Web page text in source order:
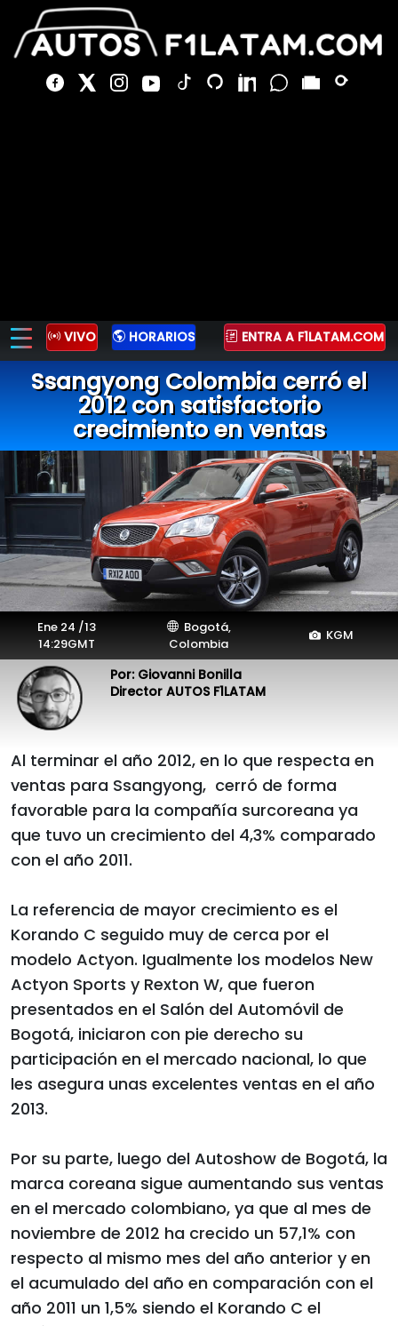
VIVO HORARIOS ENTRA A F1LATAM.COM
Ssangyong Colombia cerró el
2012 con satisfactorio
crecimiento en ventas
Ene 24 /13
14:29GMT
Bogotá,
Colombia
KGM
Por: Giovanni Bonilla
Director AUTOS F1LATAM
Al terminar el año 2012, en lo que respecta en
ventas para Ssangyong, cerró de forma
favorable para la compañía surcoreana ya
que tuvo un crecimiento del 4,3% comparado
con el año 2011.
La referencia de mayor crecimiento es el
Korando C seguido muy de cerca por el
modelo Actyon. Igualmente los modelos New
Actyon Sports y Rexton W, que fueron
presentados en el Salón del Automóvil de
Bogotá, iniciaron con pie derecho su
participación en el mercado nacional, lo que
les asegura unas excelentes ventas en el año
2013.
Por su parte, luego del Autoshow de Bogotá, la
marca coreana sigue aumentando sus ventas
en el mercado colombiano, ya que al mes de
noviembre de 2012 ha crecido un 57,1% con
respecto al mismo mes del año anterior y en
el acumulado del año en comparación con el
año 2011 un 1,5% siendo el Korando C el